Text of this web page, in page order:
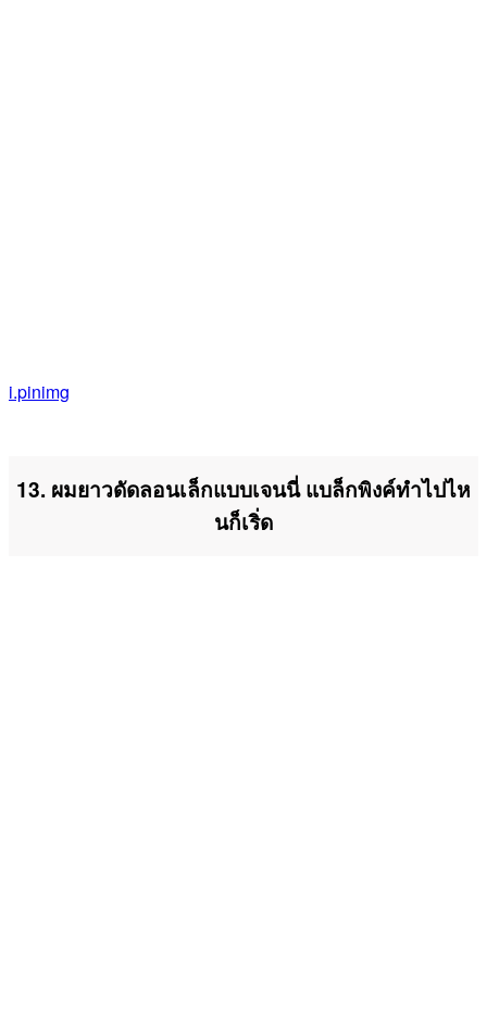
i.pinimg
13. ผมยาวดัดลอนเล็กแบบเจนนี่ แบล็กพิงค์ทำไปไห
นก็เริ่ด